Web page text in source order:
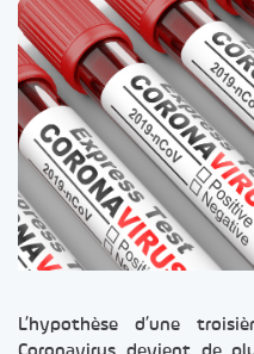
L’hypothèse d’une